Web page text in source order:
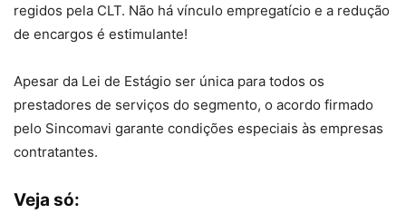
regidos pela CLT. Não há vínculo empregatício e a redução
de encargos é estimulante!
Apesar da Lei de Estágio ser única para todos os
prestadores de serviços do segmento, o acordo firmado
pelo Sincomavi garante condições especiais às empresas
contratantes.
Veja só: